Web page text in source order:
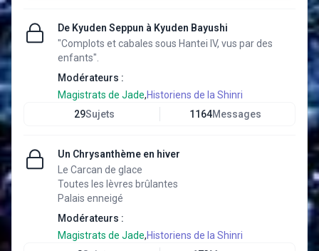
De Kyuden Seppun à Kyuden Bayushi
"Complots et cabales sous Hantei IV, vus par des
enfants".
Modérateurs :
Magistrats de Jade,Historiens de la Shinri
29Sujets 1164Messages
Un Chrysanthème en hiver
Le Carcan de glace
Toutes les lèvres brûlantes
Palais enneigé
Modérateurs :
Magistrats de Jade,Historiens de la Shinri